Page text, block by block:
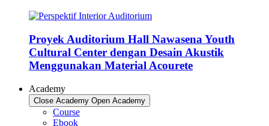
Proyek Auditorium Hall Nawasena Youth
Cultural Center dengan Desain Akustik
Menggunakan Material Acourete
Academy
Close Academy Open Academy
Course
Ebook